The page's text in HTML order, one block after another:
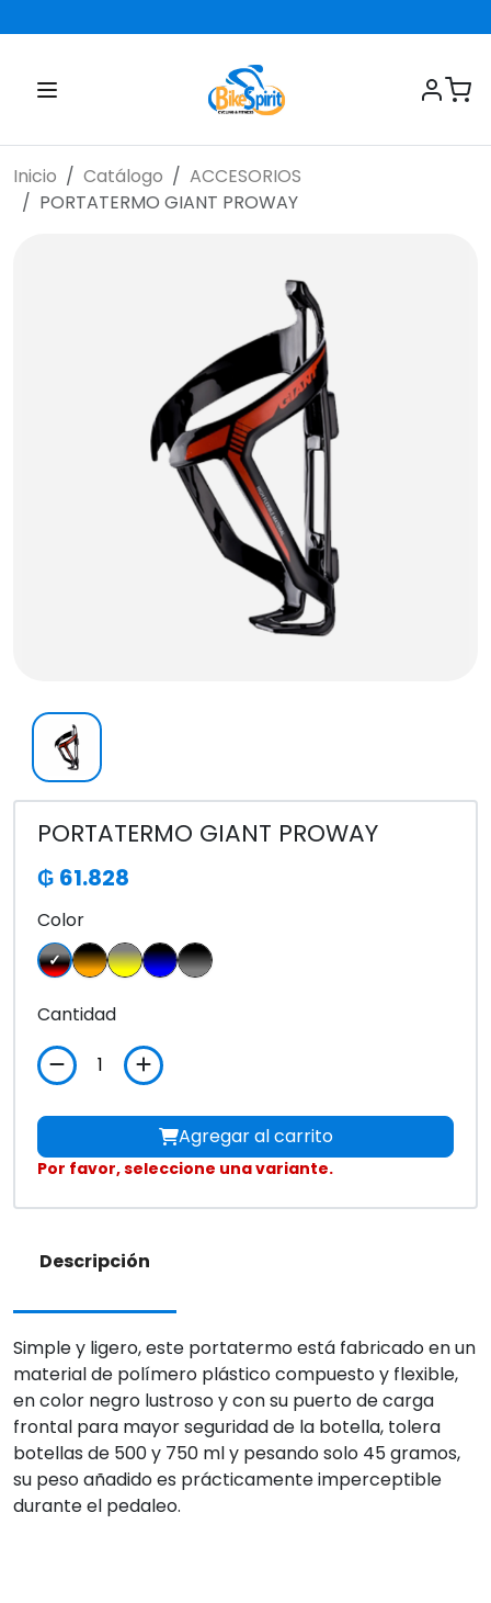
Inicio Catálogo
ACCESORIOS
PORTATERMO GIANT PROWAY
PORTATERMO GIANT PROWAY
₲ 61.828
Color
Cantidad
Agregar al carrito
Por favor, seleccione una variante.
Descripción
Simple y ligero, este portatermo está fabricado en un
material de polímero plástico compuesto y flexible,
en color negro lustroso y con su puerto de carga
frontal para mayor seguridad de la botella, tolera
botellas de 500 y 750 ml y pesando solo 45 gramos,
su peso añadido es prácticamente imperceptible
durante el pedaleo.